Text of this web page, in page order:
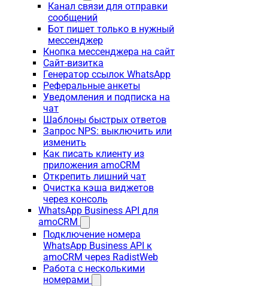
Канал связи для отправки
сообщений
Бот пишет только в нужный
мессенджер
Кнопка мессенджера на сайт
Сайт-визитка
Генератор ссылок WhatsApp
Реферальные анкеты
Уведомления и подписка на
чат
Шаблоны быстрых ответов
Запрос NPS: выключить или
изменить
Как писать клиенту из
приложения amoCRM
Открепить лишний чат
Очистка кэша виджетов
через консоль
WhatsApp Business API для
amoCRM
Подключение номера
WhatsApp Business API к
amoCRM через RadistWeb
Работа с несколькими
номерами